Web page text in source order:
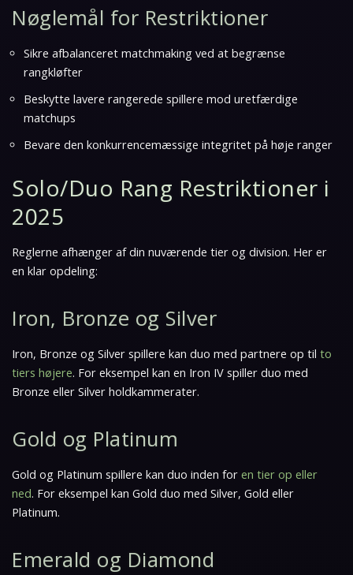
Nøglemål for Restriktioner
Sikre afbalanceret matchmaking ved at begrænse
rangkløfter
Beskytte lavere rangerede spillere mod uretfærdige
matchups
Bevare den konkurrencemæssige integritet på høje ranger
Solo/Duo Rang Restriktioner i
2025
Reglerne afhænger af din nuværende tier og division. Her er
en klar opdeling:
Iron, Bronze og Silver
Iron, Bronze og Silver spillere kan duo med partnere op til to
tiers højere. For eksempel kan en Iron IV spiller duo med
Bronze eller Silver holdkammerater.
Gold og Platinum
Gold og Platinum spillere kan duo inden for en tier op eller
ned. For eksempel kan Gold duo med Silver, Gold eller
Platinum.
Emerald og Diamond